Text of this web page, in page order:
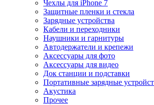
Чехлы для iPhone 7
Защитные пленки и стекла
Зарядные устройства
Кабели и переходники
Наушники и гарнитуры
Автодержатели и крепежи
Аксессуары для фото
Аксессуары для видео
Док станции и подставки
Портативные зарядные
Акустика
Прочее